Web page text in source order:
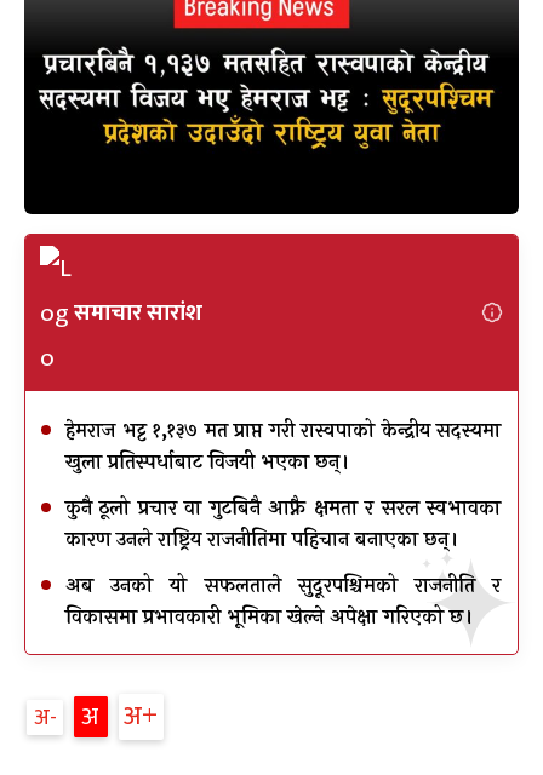
समाचार सारांश
हेमराज भट्ट १,१३७ मत प्राप्त गरी रास्वपाको केन्द्रीय सदस्यमा
खुला प्रतिस्पर्धाबाट विजयी भएका छन्।
कुनै ठूलो प्रचार वा गुटबिनै आफ्नै क्षमता र सरल स्वभावका
कारण उनले राष्ट्रिय राजनीतिमा पहिचान बनाएका छन्।
अब उनको यो सफलताले सुदूरपश्चिमको राजनीति र
विकासमा प्रभावकारी भूमिका खेल्ने अपेक्षा गरिएको छ।
अ- अ अ+